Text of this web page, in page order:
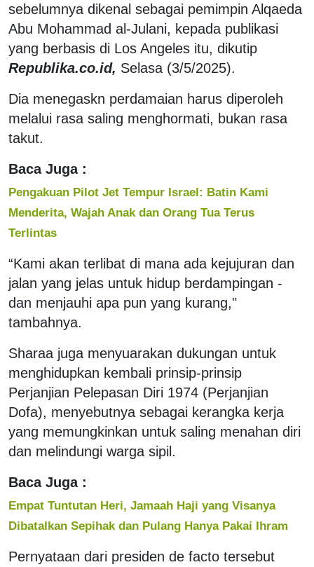
sebelumnya dikenal sebagai pemimpin Alqaeda
Abu Mohammad al-Julani, kepada publikasi
yang berbasis di Los Angeles itu, dikutip
Republika.co.id, Selasa (3/5/2025).
Dia menegaskn perdamaian harus diperoleh
melalui rasa saling menghormati, bukan rasa
takut.
Baca Juga :
Pengakuan Pilot Jet Tempur Israel: Batin Kami
Menderita, Wajah Anak dan Orang Tua Terus
Terlintas
“Kami akan terlibat di mana ada kejujuran dan
jalan yang jelas untuk hidup berdampingan -
dan menjauhi apa pun yang kurang,"
tambahnya.
Sharaa juga menyuarakan dukungan untuk
menghidupkan kembali prinsip-prinsip
Perjanjian Pelepasan Diri 1974 (Perjanjian
Dofa), menyebutnya sebagai kerangka kerja
yang memungkinkan untuk saling menahan diri
dan melindungi warga sipil.
Baca Juga :
Empat Tuntutan Heri, Jamaah Haji yang Visanya
Dibatalkan Sepihak dan Pulang Hanya Pakai Ihram
Pernyataan dari presiden de facto tersebut